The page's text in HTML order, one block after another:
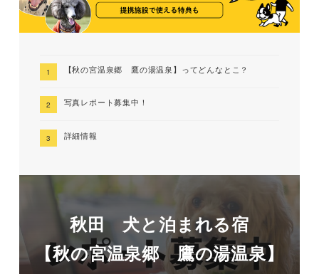
【秋の宮温泉郷 鷹の湯温泉】ってどんなとこ？
写真レポート募集中！
詳細情報
秋田 犬と泊まれる宿
【秋の宮温泉郷 鷹の湯温泉】